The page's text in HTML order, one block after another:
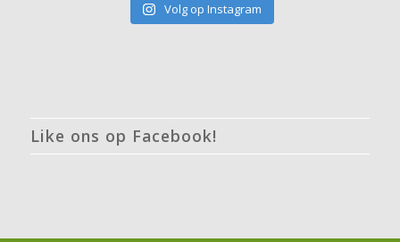
Volg op Instagram
Like ons op Facebook!